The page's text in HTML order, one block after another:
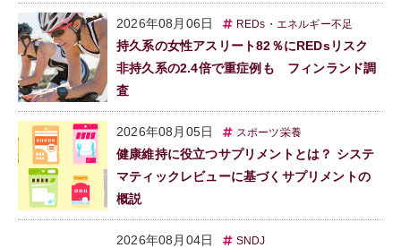
2026年08月06日 REDs・エネルギー不足
持久系の女性アスリート82％にREDsリスク
非持久系の2.4倍で重症例も フィンランド調
査
2026年08月05日 スポーツ栄養
健康維持に役立つサプリメントとは？ システ
マティックレビューに基づくサプリメントの
概説
2026年08月04日 SNDJ